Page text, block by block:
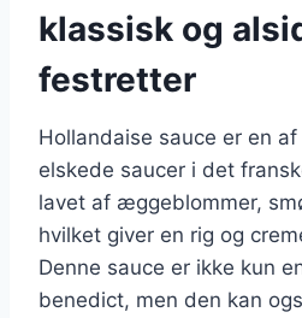
klassisk og
festretter
Hollandaise sauce er en
elskede saucer i det
lavet af æggeblommer,
hvilket giver en rig og
Denne sauce er ikke kun
benedict, men den kan